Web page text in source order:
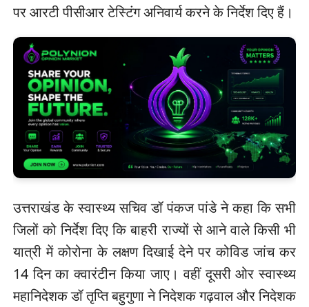
पर आरटी पीसीआर टेस्टिंग अनिवार्य करने के निर्देश दिए हैं।
उत्तराखंड के स्वास्थ्य सचिव डॉ पंकज पांडे ने कहा कि सभी
जिलों को निर्देश दिए कि बाहरी राज्यों से आने वाले किसी भी
यात्री में कोरोना के लक्षण दिखाई देने पर कोविड जांच कर
14 दिन का क्वारंटीन किया जाए। वहीं दूसरी ओर स्वास्थ्य
महानिदेशक डॉ तृप्ति बहुगुणा ने निदेशक गढ़वाल और निदेशक